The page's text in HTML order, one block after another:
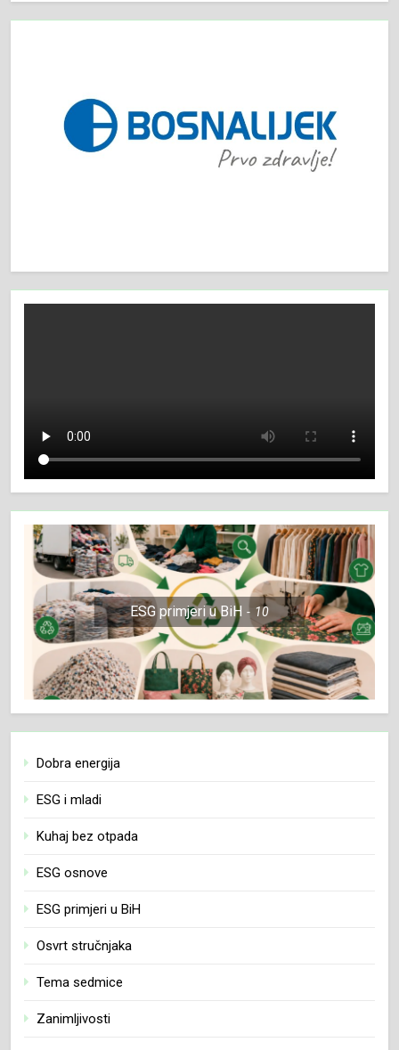
ESG primjeri u BiH 10
Dobra energija
ESG i mladi
Kuhaj bez otpada
ESG osnove
ESG primjeri u BiH
Osvrt stručnjaka
Tema sedmice
Zanimljivosti